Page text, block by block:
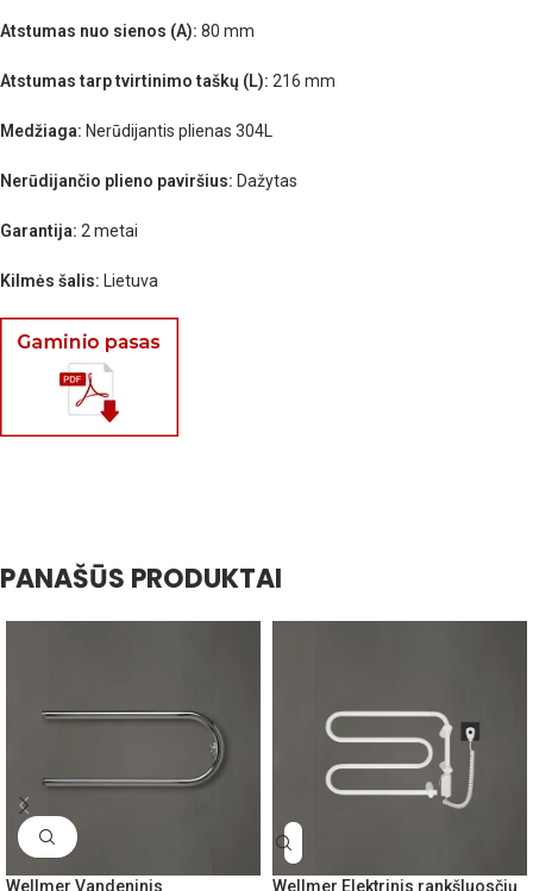
Atstumas nuo sienos (A): 80 mm
Atstumas tarp tvirtinimo taškų (L): 216 mm
Medžiaga: Nerūdijantis plienas 304L
Nerūdijančio plieno paviršius: Dažytas
Garantija: 2 metai
Kilmės šalis: Lietuva
PANAŠŪS PRODUKTAI
Wellmer Vandeninis Wellmer Elektrinis rankšluosčių